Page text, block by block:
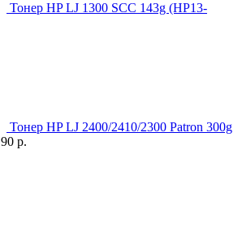
Тонер HP LJ 1300 SCC 143g (HP13-
Тонер HP LJ 2400/2410/2300 Patron 300g
90 р.